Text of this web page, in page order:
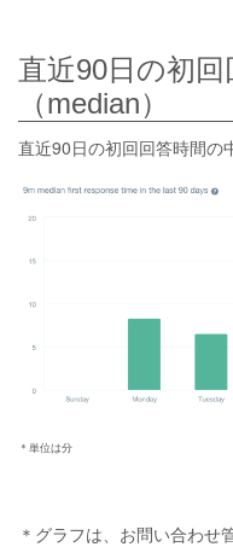
直近90日の初
（median）
直近90日の初回回答時間の
＊単位は分
＊グラフは、お問い合わせ